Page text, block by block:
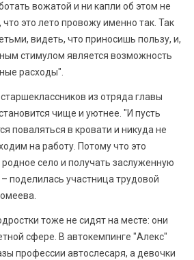
вожатой и ни капли об этом не
это лето провожу именно так. Так
видеть, что приносишь пользу, и,
стимулом является возможность
расходы".
из отряда главы
чище и уютнее. "И пусть
поваляться в кровати и никуда не
на работу. Потому что это
село и получать заслуженную
поделилась участница трудовой
тоже не сидят на месте: они
сфере. В автокемпинге "Алекс"
профессии автослесаря, а девочки